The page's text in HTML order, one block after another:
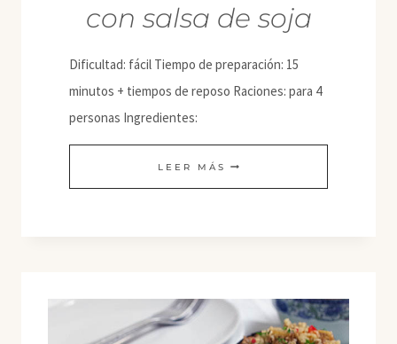
con salsa de soja
Dificultad: fácil Tiempo de preparación: 15
minutos + tiempos de reposo Raciones: para 4
personas Ingredientes:
LEER MÁS BERENJENAS
CHINAS
SOJA